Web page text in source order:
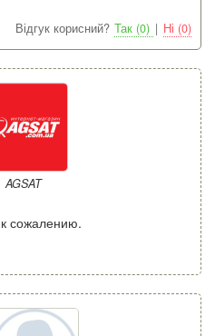
Відгук корисний? Так (0) | Ні (0)
AGSAT
сожалению.